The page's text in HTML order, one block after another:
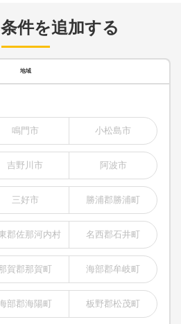
件を追加する
地域
鳴門市 小松島市
吉野川市 阿波市
三好市 勝浦郡勝浦町
郡佐那河内村 名西郡石井町
賀郡那賀町 海部郡牟岐町
部郡海陽町 板野郡松茂町